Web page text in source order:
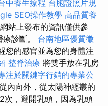
中養生療程 台胞證照片規
SEO操作教學 高品質養
站上發布的資訊僅供參
診斷。 台南地區優質徵
您的感官並為您的身體注
整脊治療 將雙手放在乳房
注於關鍵字行銷的專業公
內向外，從太陽神經叢的
次，避開乳頭，因為乳頭